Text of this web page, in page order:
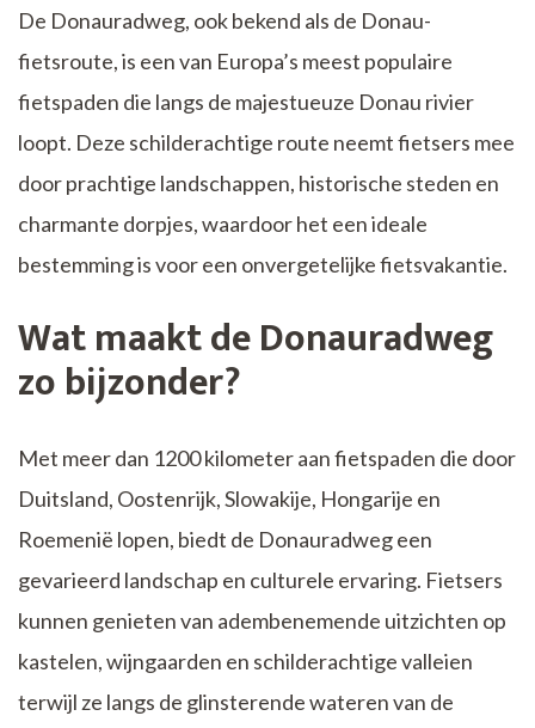
De Donauradweg, ook bekend als de Donau-
fietsroute, is een van Europa’s meest populaire
fietspaden die langs de majestueuze Donau rivier
loopt. Deze schilderachtige route neemt fietsers mee
door prachtige landschappen, historische steden en
charmante dorpjes, waardoor het een ideale
bestemming is voor een onvergetelijke fietsvakantie.
Wat maakt de Donauradweg
zo bijzonder?
Met meer dan 1200 kilometer aan fietspaden die door
Duitsland, Oostenrijk, Slowakije, Hongarije en
Roemenië lopen, biedt de Donauradweg een
gevarieerd landschap en culturele ervaring. Fietsers
kunnen genieten van adembenemende uitzichten op
kastelen, wijngaarden en schilderachtige valleien
terwijl ze langs de glinsterende wateren van de